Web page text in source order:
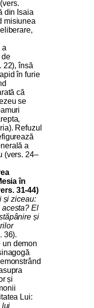
din Isaia
misiunea
a
de
22), însă
în furie
că
se
Refuzul
a
(vers. 24–
în
31-44)
și ziceau:
acesta? El
și
36).
un demon
și
Lui:
lui